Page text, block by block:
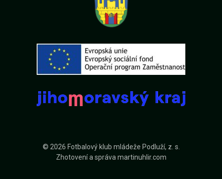
© 2026 Fotbalový klub mládeže Podluží, z. s.
Zhotovení a správamartinuhlir.com